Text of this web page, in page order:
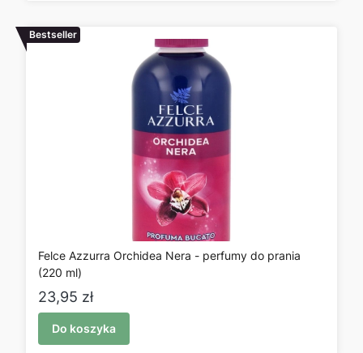
Bestseller
Felce Azzurra Orchidea Nera - perfumy do prania
(220 ml)
Cena
23,95 zł
Do koszyka